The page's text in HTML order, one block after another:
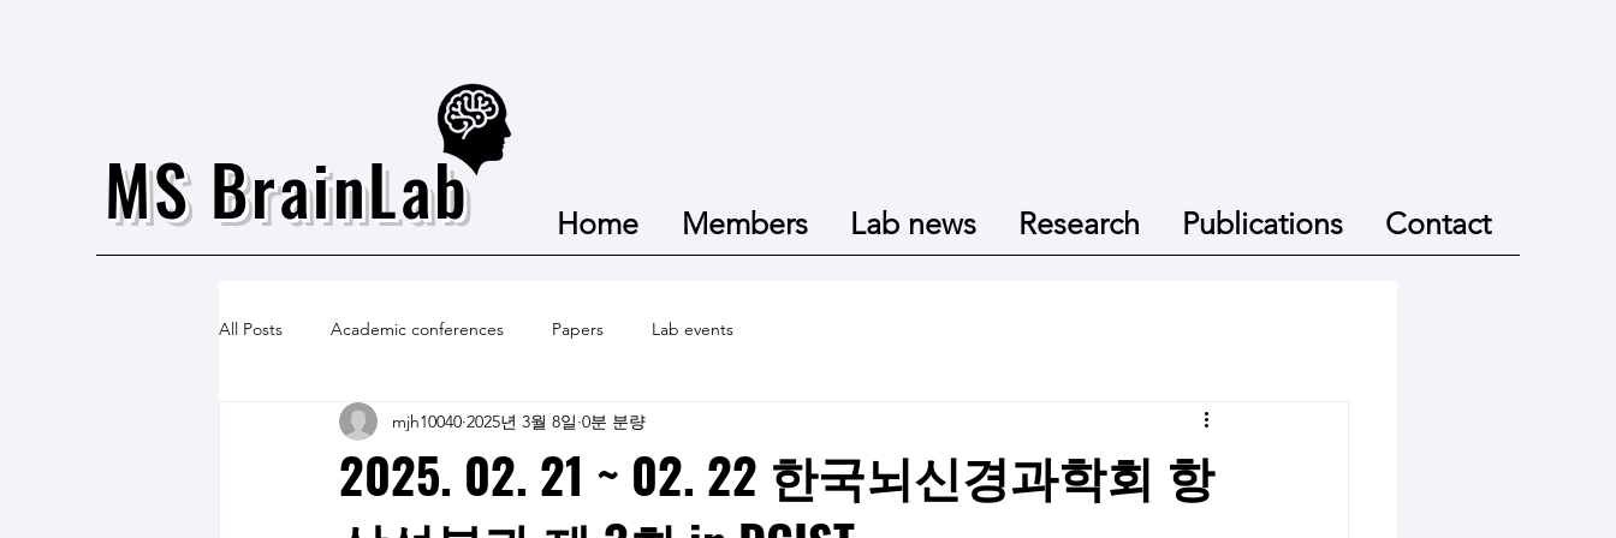
MS BrainLab Home Members Lab news Research Publications Contact
All Posts Academic conferences Papers Lab events
2025. 02. 21 ~ 02. 22 한국뇌신경과학회 항
mjh10040 2025년 3월 8일 0분 분량